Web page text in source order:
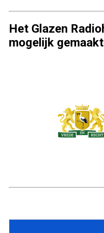
Het Glazen
mogelijk